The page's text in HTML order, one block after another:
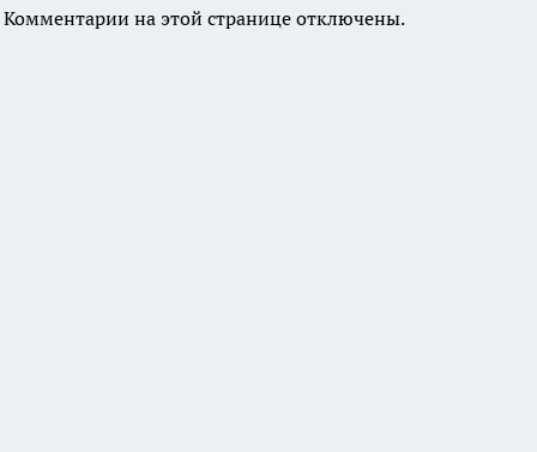
Комментарии на этой странице отключены.